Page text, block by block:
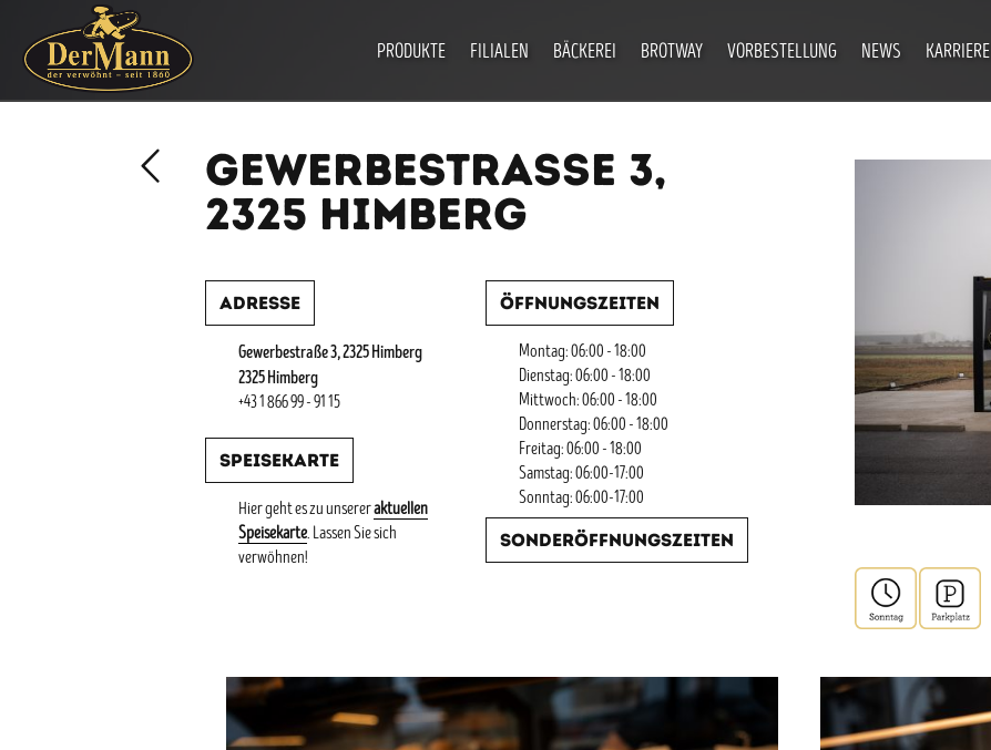
PRODUKTE FILIALEN BÄCKEREI BROTWAY VORBESTELLUNG NEWS KARRIERE
GEWERBESTRASSE 3, 2
325 HIMBERG
Adresse
Gewerbestraße 3, 2325 Himberg
2325 Himberg
+43 1 866 99 - 91 15
Speisekarte
Hier geht es zu unsereraktuellen
Speisekarte. Lassen Sie sich
verwöhnen!
Öffnungszeiten
Montag: 06:00 - 18:00
Dienstag: 06:00 - 18:00
Mittwoch: 06:00 - 18:00
Donnerstag: 06:00 - 18:00
Freitag: 06:00 - 18:00
Samstag: 06:00-17:00
Sonntag: 06:00-17:00
Sonderöffnungszeiten